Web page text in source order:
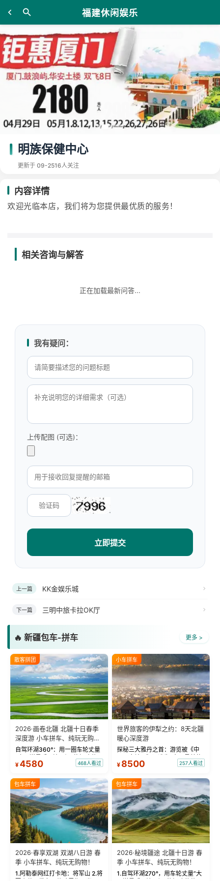
福建休闲娱乐
明族保健中心
更新于 09-2516人关注
内容详情
欢迎光临本店，我们将为您提供最优质的服务！
相关咨询与解答
正在加载最新问答...
我有疑问：
上传配图 (可选)：
立即提交
上一篇 KK金娱乐城
下一篇 三明中旅卡拉OK厅
🔥 新疆包车-拼车 更多 >
散客拼团
2026·画卷北疆 北疆十日春季
深度游 小车拼车、纯玩无购
物！
自驾环湖360°：用一圈车轮丈量
“大西洋最后一滴眼泪”的极致蔚
蓝。 赛湖旅拍：甄选多款风格服
绝美瞬间。 赛湖坦克300跟车视
频：专业摄影师...
¥4580 468人看过
小车拼车
世界旅客的伊犁之约：8天北疆
暖心深度游
探秘三大雅丹之首：游览被《中
国国家地理》评选为“中国最美的
三大雅丹”第一名的克拉玛依魔鬼
瓦人最大村落——禾木村，欣赏
晨雾与小木...
¥ 8500 257人看过
包车拼车
2026·春享双湖 双湖八日游 春
季 小车拼车、纯玩无购物！
1.阿勒泰网红打卡地：将军山 2.将
包车拼车
2026·秘境疆途 北疆十日游 春
季 小车拼车、纯玩无购物！
1.自驾环湖270°，用车轮丈量“大